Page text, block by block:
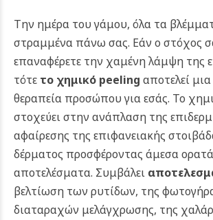
Την ημέρα του γάμου, όλα τα
στραμμένα πάνω σας. Εάν ο στόχος
επαναφέρετε την χαμένη λάμψη της
τότε το χημικό peeling αποτελεί
θεραπεία προσώπου για εσάς. Το
στοχεύει στην ανάπλαση της
αφαίρεσης της επιφανειακής
δέρματος προσφέροντας άμεσα ορατά
αποτελέσματα. Συμβάλει
βελτίωση των ρυτίδων, της
διαταραχών μελάγχρωσης, της